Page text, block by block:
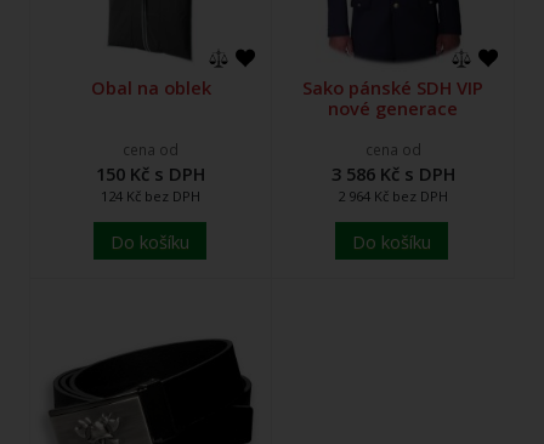
Obal na oblek
cena od
150 Kč s DPH
124 Kč bez DPH
Do košíku
Sako pánské SDH VIP
nové generace
cena od
3 586 Kč s DPH
2 964 Kč bez DPH
Do košíku